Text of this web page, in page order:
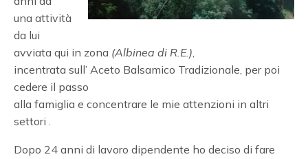
una attività
da lui
avviata qui in zona (Albinea di R.E.),
incentrata sull’ Aceto Balsamico Tradizionale, per poi
cedere il passo
alla famiglia e concentrare le mie attenzioni in altri
settori .
Dopo 24 anni di lavoro dipendente ho deciso di fare